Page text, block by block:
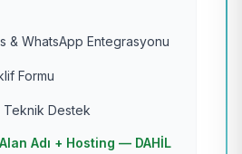
& WhatsApp Entegrasyonu
Formu
Teknik Destek
Adı + Hosting — DAHİL